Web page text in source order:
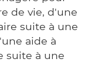
de vie, d'une
suite à une
aide à
suite à une